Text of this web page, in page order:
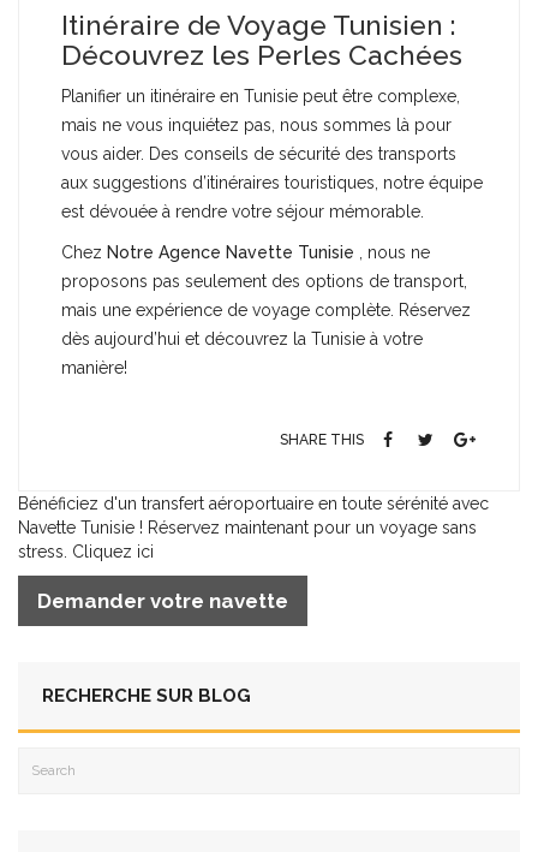
Itinéraire de Voyage Tunisien :
Découvrez les Perles Cachées
Planifier un itinéraire en Tunisie peut être complexe,
mais ne vous inquiétez pas, nous sommes là pour
vous aider. Des conseils de sécurité des transports
aux suggestions d’itinéraires touristiques, notre équipe
est dévouée à rendre votre séjour mémorable.
Chez Notre Agence Navette Tunisie , nous ne
proposons pas seulement des options de transport,
mais une expérience de voyage complète. Réservez
dès aujourd’hui et découvrez la Tunisie à votre
manière!
SHARE THIS
Bénéficiez d'un transfert aéroportuaire en toute sérénité avec
Navette Tunisie ! Réservez maintenant pour un voyage sans
stress. Cliquez ici
Demander votre navette
RECHERCHE SUR BLOG